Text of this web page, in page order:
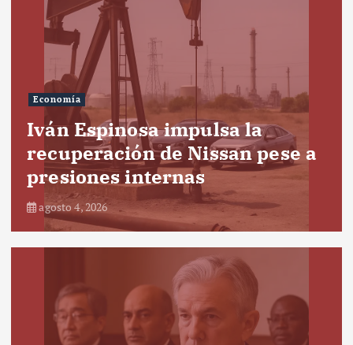
Economía
Iván Espinosa impulsa la
recuperación de Nissan pese a
presiones internas
agosto 4, 2026